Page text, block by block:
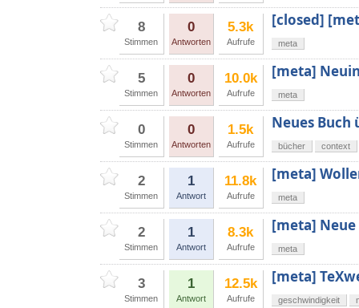
8
Stimmen
0
Antworten
5.3k
Aufrufe
[closed]
meta
5
Stimmen
0
Antworten
10.0k
Aufrufe
[meta]
meta
0
Stimmen
0
Antworten
1.5k
Aufrufe
Neues Buch
bücher context
2
Stimmen
1
Antwort
11.8k
Aufrufe
[meta]
meta
2
Stimmen
1
Antwort
8.3k
Aufrufe
[meta]
meta
3
Stimmen
1
Antwort
12.5k
Aufrufe
[meta]
geschwindigkeit